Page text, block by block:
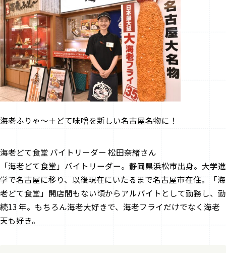
海老ふりゃ～＋どて味噌を新しい名古屋名物に！
海老どて食堂 バイトリーダー 松田奈緒さん
「海老どて食堂」バイトリーダー。静岡県浜松市出身。大学進
学で名古屋に移り、以後現在にいたるまで名古屋市在住。「海
老どて食堂」開店間もない頃からアルバイトとして勤務し、勤
続13 年。もちろん海老大好きで、海老フライだけでなく海老
天も好き。